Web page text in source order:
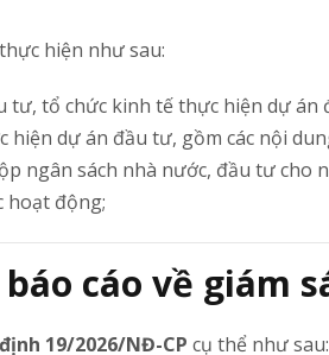
hiện như sau:
tư, tổ chức kinh tế thực hiện dự
hiện dự án đầu tư, gồm các nội
ngân sách nhà nước, đầu tư cho
hoạt động;
cáo về giám
19/2026/NĐ-CP cụ thể như sau: